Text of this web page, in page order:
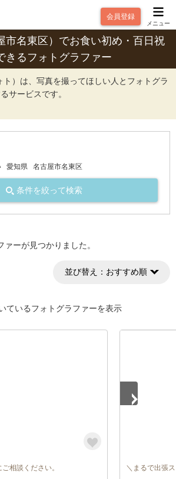
会員登録
メニュー
市名東区）でお食い初め・百日祝
きるフォトグラファー
）は、写真を撮ってほしい人とフォトグラ
サービスです。
愛知県 名古屋市名東区
条件を絞って検索
ァーが見つかりました。
並び替え： おすすめ順
ているフォトグラファーを表示
相談ください。 ＼まるで出張